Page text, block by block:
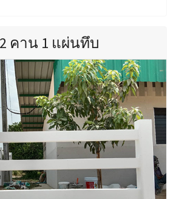
คาน 1 แผ่นทึบ